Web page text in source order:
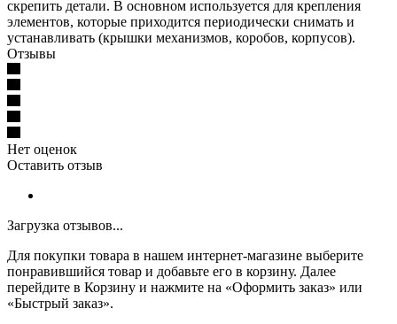
скрепить детали. В основном используется для крепления
элементов, которые приходится периодически снимать и
устанавливать (крышки механизмов, коробов, корпусов).
Отзывы
Нет оценок
Оставить отзыв
Загрузка отзывов...
Для покупки товара в нашем интернет-магазине выберите
понравившийся товар и добавьте его в корзину. Далее
перейдите в Корзину и нажмите на «Оформить заказ» или
«Быстрый заказ».